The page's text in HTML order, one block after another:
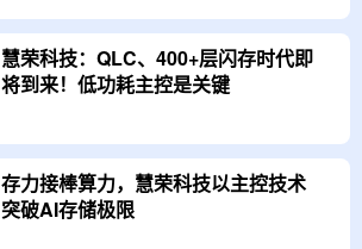
慧荣科技：QLC、400+层闪存时代即
将到来！低功耗主控是关键
存力接棒算力，慧荣科技以主控技术
突破AI存储极限